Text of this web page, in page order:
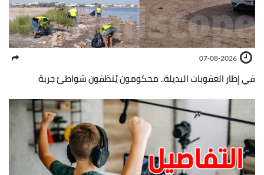
07-08-2026
في إطار العقوبات البديلة.. محكومون يُنظفون شواطئ جربة